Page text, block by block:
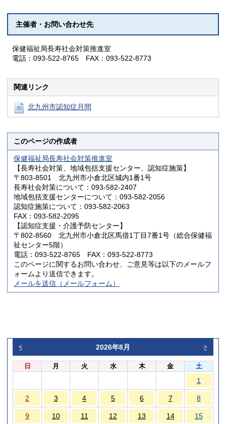
2026年8月
< >
日 月 火 水 木 金 土
1
2 3 4 5 6 7 8
9 10 11 12 13 14 15
主催者・お問い合わせ先
保健福祉局長寿社会対策推進室
電話：093-522-8765 FAX：093-522-8773
関連リンク
北九州市認知症月間
このページの作成者
保健福祉局長寿社会対策推進室
【長寿社会対策、地域包括支援センター、認知症施策】
〒803-8501 北九州市小倉北区城内1番1号
長寿社会対策について：093-582-2407
地域包括支援センターについて：093-582-2056
認知症施策について：093-582-2063
FAX：093-582-2095
【認知症支援・介護予防センター】
〒802-8560 北九州市小倉北区馬借1丁目7番1号（総合保健福
祉センター5階）
電話：093-522-8765 FAX：093-522-8773
このページに関するお問い合わせ、ご意見等は以下のメールフ
ォームより送信できます。
メールを送信（メールフォーム）